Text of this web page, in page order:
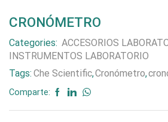
CRONÓMETRO
Categories: ACCESORIOS
INSTRUMENTOS LABORATORIO
Tags: Che Scientific,Cronómetro,
Comparte: